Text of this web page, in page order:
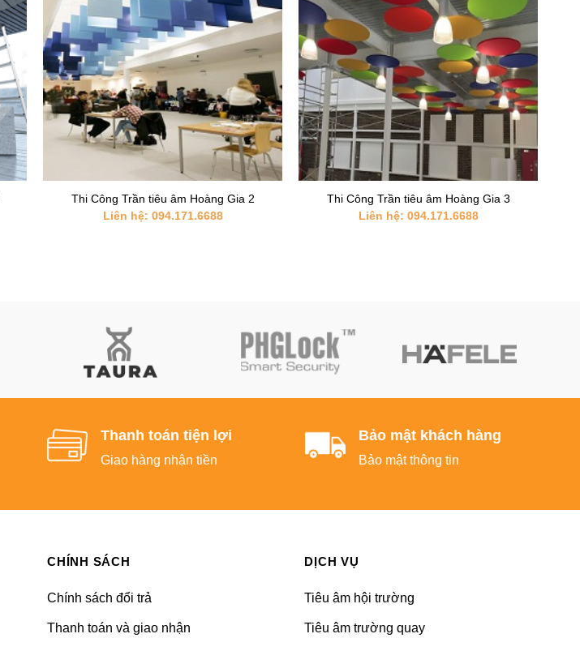
Thi Công Trần tiêu âm Hoàng Gia 2
Liên hệ: 094.171.6688
+
Thi Công Trần tiêu âm Hoàng Gia 3
Liên hệ: 094.171.6688
Thanh toán tiện lợi
Giao hàng nhận tiền
Bảo mật khách hàng
Bảo mật thông tin
CHÍNH SÁCH
Chính sách đổi trả
Thanh toán và giao nhận
DỊCH VỤ
Tiêu âm hội trường
Tiêu âm trường quay